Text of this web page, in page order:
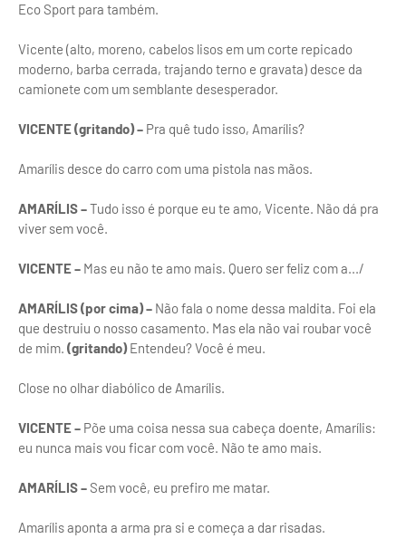
Eco Sport para também.
Vicente (alto, moreno, cabelos lisos em um corte repicado
moderno, barba cerrada, trajando terno e gravata) desce da
camionete com um semblante desesperador.
VICENTE (gritando) – Pra quê tudo isso, Amarílis?
Amarílis desce do carro com uma pistola nas mãos.
AMARÍLIS –Tudo isso é porque eu te amo, Vicente. Não dá pra
viver sem você.
VICENTE – Mas eu não te amo mais. Quero ser feliz com a.../
AMARÍLIS (por cima) – Não fala o nome dessa maldita. Foi ela
que destruiu o nosso casamento. Mas ela não vai roubar você
de mim. (gritando)Entendeu? Você é meu.
Close no olhar diabólico de Amarílis.
VICENTE – Põe uma coisa nessa sua cabeça doente, Amarílis:
eu nunca mais vou ficar com você. Não te amo mais.
AMARÍLIS – Sem você, eu prefiro me matar.
Amarílis aponta a arma pra si e começa a dar risadas.